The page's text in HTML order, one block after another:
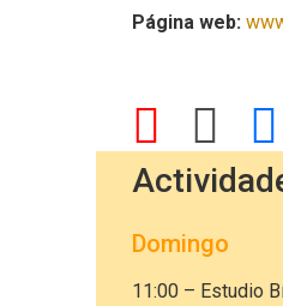
Página web:
Domingo
11:00 – Estudio